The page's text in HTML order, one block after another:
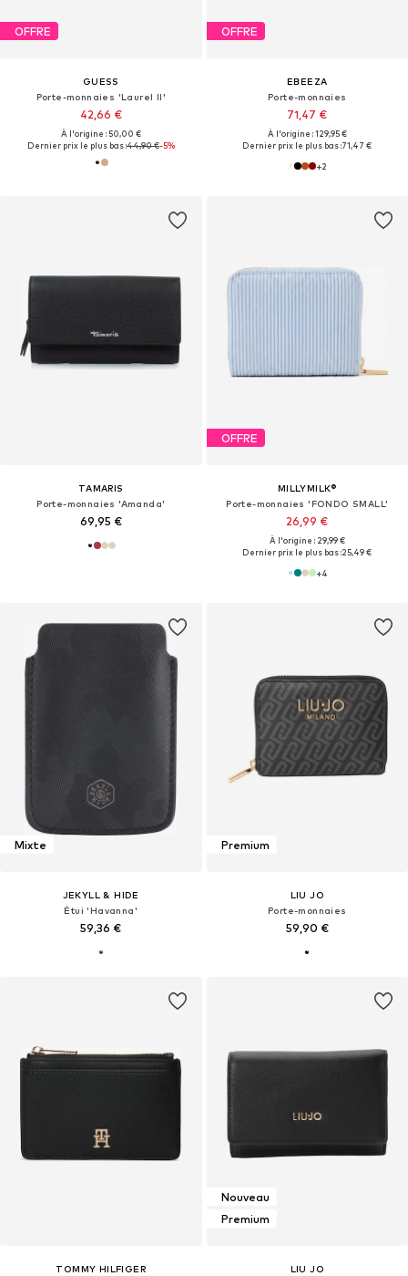
OFFRE
GUESS
Porte-monnaies 'Laurel II'
42,66 €
À l'origine : 50,00 €
Dernier prix le plus bas :44,90 €-5%
OFFRE
EBEEZA
Porte-monnaies
71,47 €
À l'origine : 129,95 €
Dernier prix le plus bas :71,47 €
+2
TAMARIS
Porte-monnaies 'Amanda'
69,95 €
OFFRE
MILLYMILK®
Porte-monnaies 'FONDO SMALL'
26,99 €
À l'origine : 29,99 €
Dernier prix le plus bas :25,49 €
+4
Mixte
JEKYLL & HIDE
Étui 'Havanna'
59,36 €
Premium
LIU JO
Porte-monnaies
59,90 €
TOMMY HILFIGER
Nouveau
Premium
LIU JO